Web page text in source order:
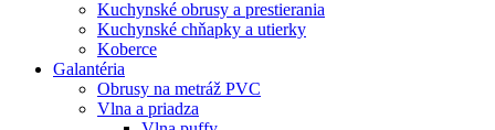
Kuchynské obrusy a prestierania
Kuchynské chňapky a utierky
Koberce
Galantéria
Obrusy na metráž PVC
Vlna a priadza